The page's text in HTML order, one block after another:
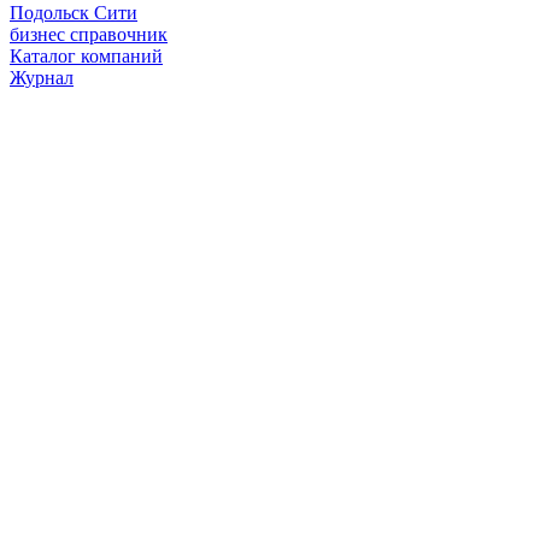
Подольск Сити
бизнес справочник
Каталог компаний
Журнал